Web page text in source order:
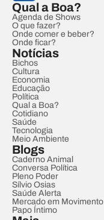
Qual a Boa?
Agenda de Shows
O que fazer?
Onde comer e beber?
Onde ficar?
Notícias
Bichos
Cultura
Economia
Educação
Política
Qual a Boa?
Cotidiano
Saúde
Tecnologia
Meio Ambiente
Blogs
Caderno Animal
Conversa Política
Pleno Poder
Sílvio Osias
Saúde Alerta
Mercado em Movimento
Papo Íntimo